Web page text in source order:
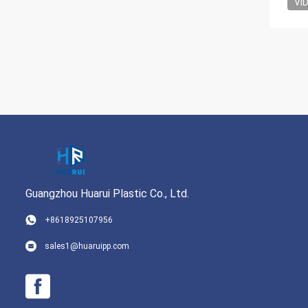
Guangzhou Huarui Plastic Co., Ltd.
+8618925107956
sales1@huaruipp.com